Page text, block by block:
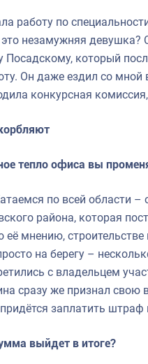
работу по
это незамужняя
Посадскому, который
Он даже ездил со мной
конкурсная
тепло офиса вы
по всей области
района, которая
её мнению,
на берегу –
с владельцем
сразу же признал свою
заплатить
выйдет в итоге?